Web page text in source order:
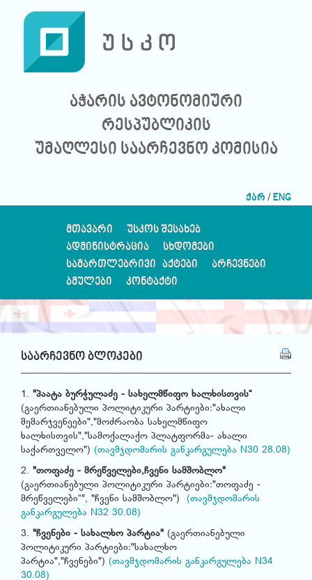
აჭარის ავტონომიური
რესპუბლიკის
უმაღლესი საარჩევნო კომისია
ქარ /ENG
ᲛᲗᲐᲕᲐᲠᲘ
ᲣᲡᲙᲝᲡ ᲨᲔᲡᲐᲮᲔᲑ
ᲐᲓᲛᲘᲜᲘᲡᲢᲠᲐᲪᲘᲐ
ᲡᲮᲓᲝᲛᲔᲑᲘ
ᲡᲐᲛᲐᲠᲗᲚᲔᲑᲠᲘᲕᲘ ᲐᲥᲢᲔᲑᲘ
ᲐᲠᲩᲔᲕᲜᲔᲑᲘ
ᲑᲛᲣᲚᲔᲑᲘ
ᲙᲝᲜᲢᲐᲥᲢᲘ
საარჩევნო ბლოკები
1. "პაატა ბურჭულაძე - სახელმწიფო ხალხისთვის“
(გაერთიანებული პოლიტიკური პარტიები:"ახალი
მემარჯვენეები","მოძრაობა სახელმწიფო
ხალხისთვის","სამოქალაქო პლატფორმა- ახალი
საქართველო") (თავმჯდომარის განკარგულება N30 28.08)
2. "თოფაძე - მრეწველები,ჩვენი სამშობლო"
(გაერთიანებული პოლიტიკური პარტიები:"თოფაძე -
მრეწველები“", "ჩვენი სამშობლო") (თავმჯდომარის
განკარგულება N32 30.08)
3. "ჩვენები - სახალხო პარტია" (გაერთიანებული
პოლიტიკური პარტიები:"სახალხო
პარტია","ჩვენები") (თავმჯდომარის განკარგულება N34
30.08)